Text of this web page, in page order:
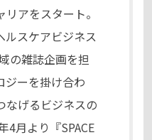
アをスタート。
ルスケアビジネス
の雑誌企画を担
ジーを掛け合わ
なげるビジネスの
4月より『SPACE